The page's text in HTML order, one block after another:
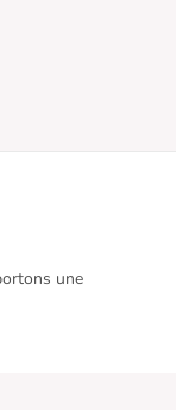
une